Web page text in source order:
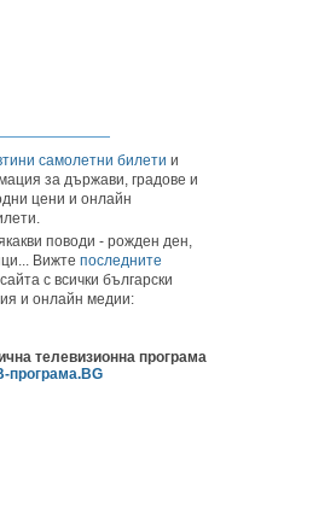
самолетни билети и
за държави, градове и
цени и онлайн
поводи - рожден ден,
Вижте последните
с всички български
и онлайн медии:
телевизионна програма
програма.BG